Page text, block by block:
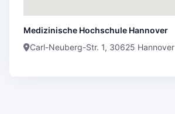
Medizinische Hochschule Hannover
Carl-Neuberg-Str. 1, 30625 Hannover